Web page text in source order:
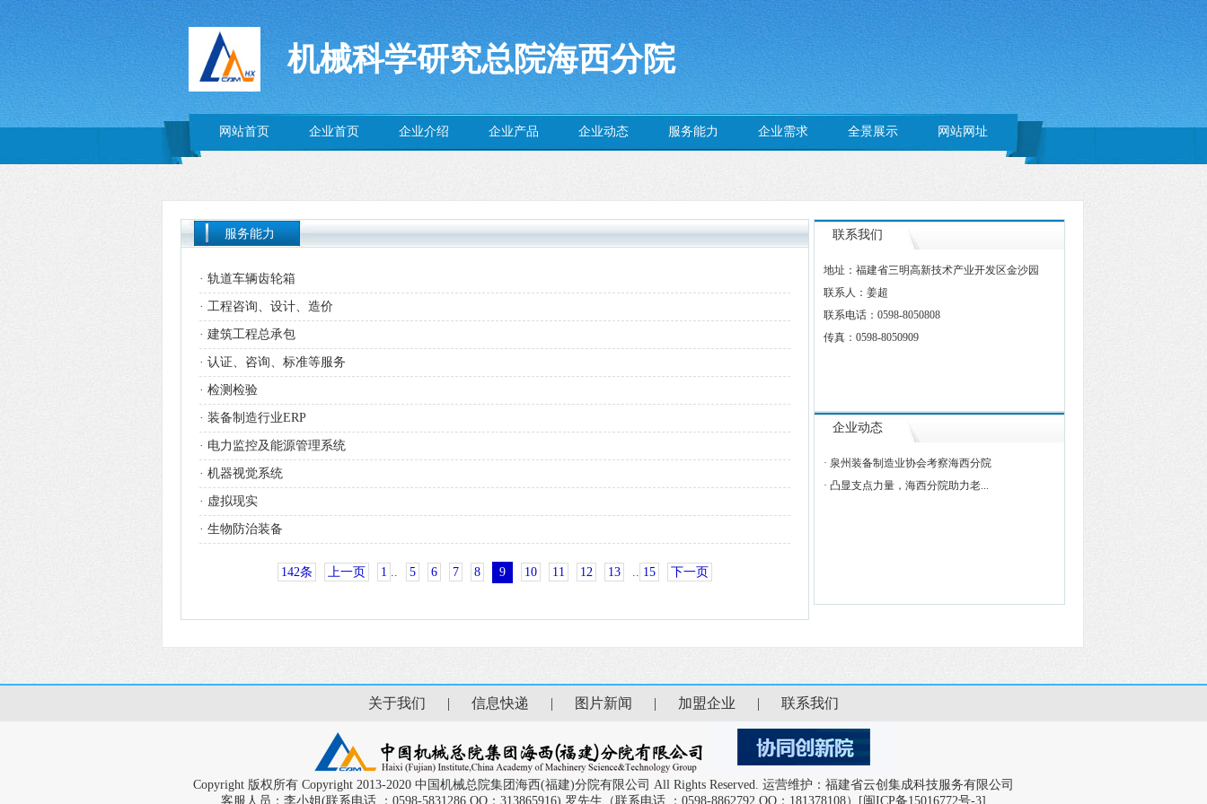
机械科学研究总院海西分院
网站首页 企业首页 企业介绍 企业产品 企业动态 服务能力 企业需求 全景展示 网站网址
联系我们
地址：福建省三明高新技术产业开发区金沙园
联系人：姜超
联系电话：0598-8050808
传真：0598-8050909
企业动态
· 泉州装备制造业协会考察海西分院
· 凸显支点力量，海西分院助力老...
服务能力
· 轨道车辆齿轮箱
· 工程咨询、设计、造价
· 建筑工程总承包
· 认证、咨询、标准等服务
· 检测检验
· 装备制造行业ERP
· 电力监控及能源管理系统
· 机器视觉系统
· 虚拟现实
· 生物防治装备
142条 上一页 1 .. 5 6 7 8 9 10 11 12 13 .. 15 下一页
关于我们 | 信息快递 | 图片新闻 | 加盟企业 | 联系我们
Copyright 版权所有 Copyright 2013-2020 中国机械总院集团海西(福建)分院有限公司 All Rights Reserved. 运营维护：福建省云创集成科技服务有限公司
客服人员：李小姐(联系电话 ：0598-5831286 QQ：313865916) 罗先生（联系电话 ：0598-8862792 QQ：181378108）
[闽ICP备15016772号-3]